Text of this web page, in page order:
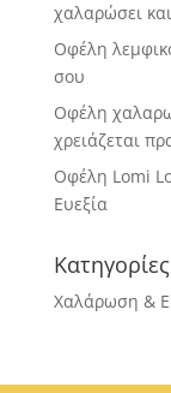
χαλαρώσει
Οφέλη
σου
Οφέλη
χρειάζεται
Οφέλη Lomi
Ευεξία
Κατηγορίες
Χαλάρωση &